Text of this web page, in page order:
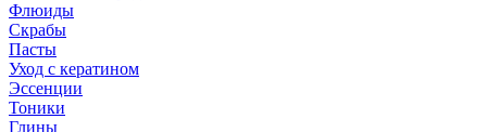
Флюиды
Скрабы
Пасты
Уход с кератином
Эссенции
Тоники
Глины